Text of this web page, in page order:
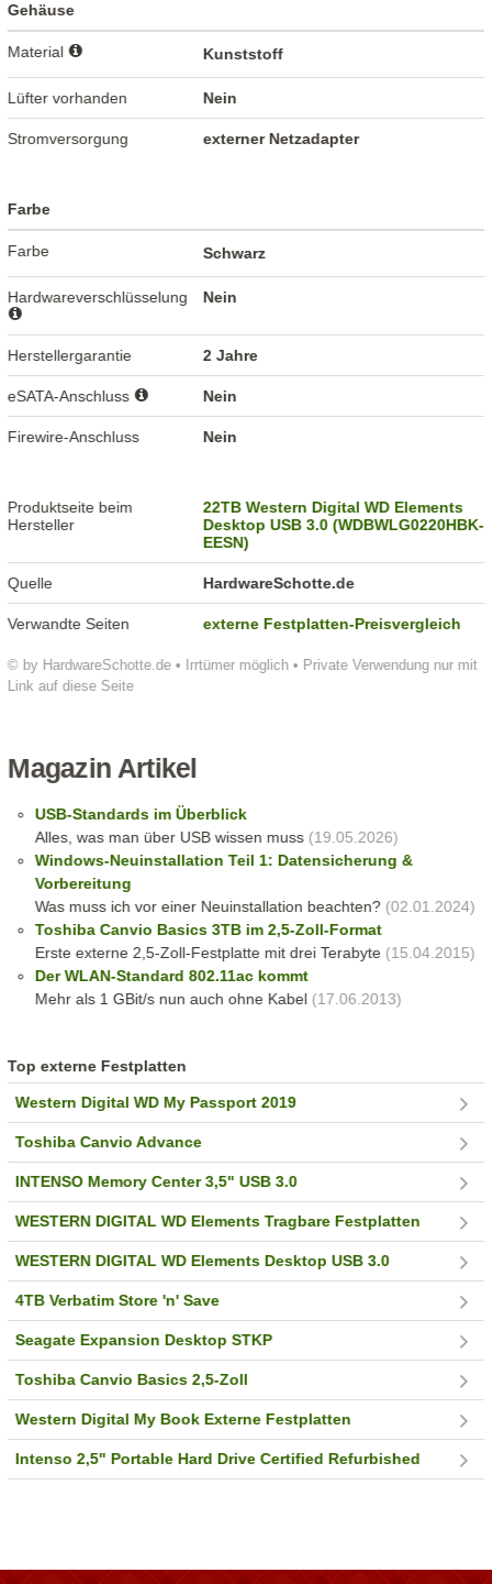
© by HardwareSchotte.de • Irrtümer möglich • Private Verwendung nur mit
Link auf diese Seite
Gehäuse
Material Kunststoff
Lüfter vorhanden Nein
Stromversorgung externer Netzadapter
Farbe
Farbe Schwarz
Hardwareverschlüsselung Nein
Herstellergarantie 2 Jahre
eSATA-Anschluss Nein
Firewire-Anschluss Nein
Produktseite beim
Hersteller
22TB Western Digital WD Elements
Desktop USB 3.0 (WDBWLG0220HBK-
EESN)
Quelle HardwareSchotte.de
Verwandte Seiten externe Festplatten-Preisvergleich
Magazin Artikel
USB-Standards im Überblick
Alles, was man über USB wissen muss(19.05.2026)
Windows-Neuinstallation Teil 1: Datensicherung &
Vorbereitung
Was muss ich vor einer Neuinstallation beachten?(02.01.2024)
Toshiba Canvio Basics 3TB im 2,5-Zoll-Format
Erste externe 2,5-Zoll-Festplatte mit drei Terabyte (15.04.2015)
Der WLAN-Standard 802.11ac kommt
Mehr als 1 GBit/s nun auch ohne Kabel(17.06.2013)
Top externe Festplatten
Western Digital WD My Passport 2019
Toshiba Canvio Advance
INTENSO Memory Center 3,5" USB 3.0
WESTERN DIGITAL WD Elements Tragbare Festplatten
WESTERN DIGITAL WD Elements Desktop USB 3.0
4TB Verbatim Store 'n' Save
Seagate Expansion Desktop STKP
Toshiba Canvio Basics 2,5-Zoll
Western Digital My Book Externe Festplatten
Intenso 2,5" Portable Hard Drive Certified Refurbished